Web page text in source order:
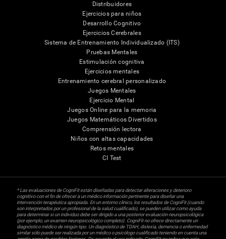
Distribuidores
Ejercicios para niños
Desarrollo Cognitivo
Ejercicios Cerebrales
Sistema de Entrenamiento Individualizado (ITS)
Pruebas Mentales
Estimulación cognitiva
Ejercicios mentales
Entrenamiento cerebral personalizado
Juegos Mentales
Ejercicio Mental
Juegos Online para la memoria
Juegos Matemáticos Divertidos
Comprensión lectora
Niños con altas capacidades
Retos mentales
CI Test
* Las evaluaciones de CogniFit están diseñadas para detectar alteraciones y deterioro
cognitivo con el fin de ofrecer a un médico información pertinente para diseñar una
intervención terapéutica apropiada. En un entorno clínico, los resultados de CogniFit (cuando
son interpretados por un profesional de la salud cualificado), se pueden utilizar como ayuda
para determinar si un individuo debe ser dirigido a una posterior evaluación neuropsicológica
(por ejemplo, un examen neuropsicológico completo). CogniFit no ofrece directamente un
diagnóstico médico de ningún tipo. Un diagnóstico de TDAH, dislexia, demencia o enfermedad
similar sólo puede ser realizada por un médico o psicólogo cualificado teniendo en cuenta una